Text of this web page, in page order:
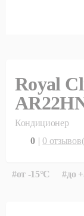
Royal
Кондиционер
0 | 0
#от -15°С #до